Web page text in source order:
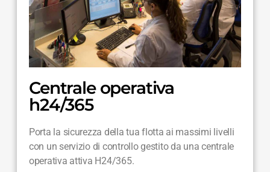
Centrale operativa
h24/365
Porta la sicurezza della tua flotta ai massimi livelli
con un servizio di controllo gestito da una centrale
operativa attiva H24/365.